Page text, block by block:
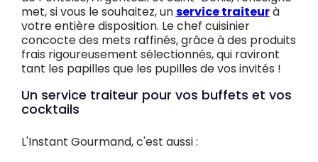
met, si vous le souhaitez, unservice traiteurà
votre entière disposition. Le chef cuisinier
concocte des mets raffinés, grâce à des produits
frais rigoureusement sélectionnés, qui raviront
tant les papilles que les pupilles de vos invités !
Un service traiteur pour vos buffets et vos
cocktails
L'Instant Gourmand, c'est aussi :